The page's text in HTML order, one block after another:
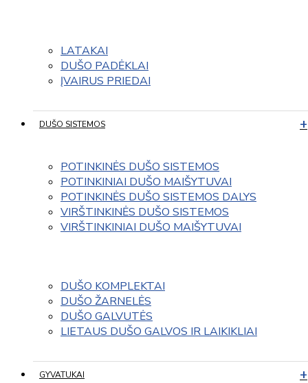
LATAKAI
DUŠO PADĖKLAI
ĮVAIRUS PRIEDAI
DUŠO SISTEMOS
POTINKINĖS DUŠO SISTEMOS
POTINKINIAI DUŠO MAIŠYTUVAI
POTINKINĖS DUŠO SISTEMOS DALYS
VIRŠTINKINĖS DUŠO SISTEMOS
VIRŠTINKINIAI DUŠO MAIŠYTUVAI
DUŠO KOMPLEKTAI
DUŠO ŽARNELĖS
DUŠO GALVUTĖS
LIETAUS DUŠO GALVOS IR LAIKIKLIAI
GYVATUKAI